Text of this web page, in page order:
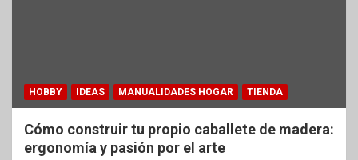
HOBBY IDEAS MANUALIDADES HOGAR TIENDA
Cómo construir tu propio caballete de madera:
ergonomía y pasión por el arte